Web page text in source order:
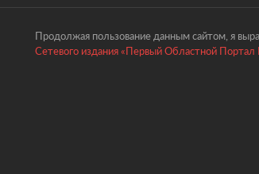
Продолжая пользование данным сайтом, я
Сетевого издания «Первый Областной